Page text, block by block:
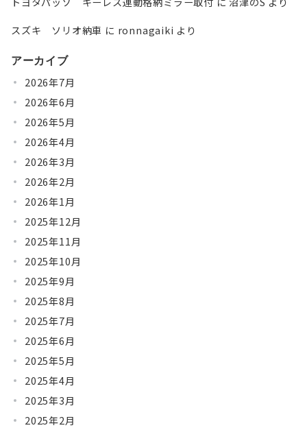
スズキ ソリオ納車 に ronnagaiki より
アーカイブ
2026年7月
2026年6月
2026年5月
2026年4月
2026年3月
2026年2月
2026年1月
2025年12月
2025年11月
2025年10月
2025年9月
2025年8月
2025年7月
2025年6月
2025年5月
2025年4月
2025年3月
2025年2月